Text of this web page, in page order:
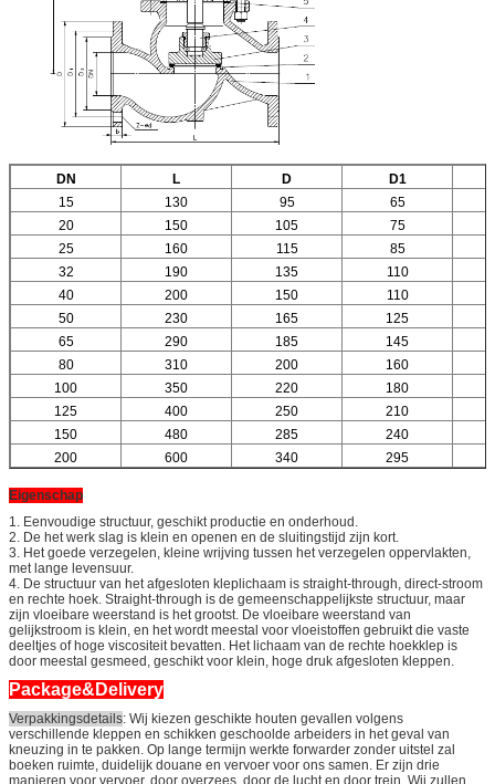
DN L D
D1
15
130 95
65
20
150 105
75
25
160 115
85
32
190 135
110
40
200 150
110
50
230 165
125
65
290 185
145
80
310 200
160
100
350 220
180
125
400 250
210
150
480 285
240
200
600 340 295
Eigenschap
1. Eenvoudige structuur, geschikt productie en onderhoud.
2. De het werk slag is klein en openen en de sluitingstijd zijn kort.
3. Het goede verzegelen, kleine wrijving tussen het verzegelen oppervlakten,
met lange levensuur.
4. De structuur van het afgesloten kleplichaam is straight-through, direct-stroom
en rechte hoek. Straight-through is de gemeenschappelijkste structuur, maar
zijn vloeibare weerstand is het grootst. De vloeibare weerstand van
gelijkstroom is klein, en het wordt meestal voor vloeistoffen gebruikt die vaste
deeltjes of hoge viscositeit bevatten. Het lichaam van de rechte hoekklep is
door meestal gesmeed, geschikt voor klein, hoge druk afgesloten kleppen.
Package&Delivery
Verpakkingsdetails: Wij kiezen geschikte houten gevallen volgens
verschillende kleppen en schikken geschoolde arbeiders in het geval van
kneuzing in te pakken. Op lange termijn werkte forwarder zonder uitstel zal
boeken ruimte, duidelijk douane en vervoer voor ons samen. Er zijn drie
manieren voor vervoer, door overzees, door de lucht en door trein. Wij zullen